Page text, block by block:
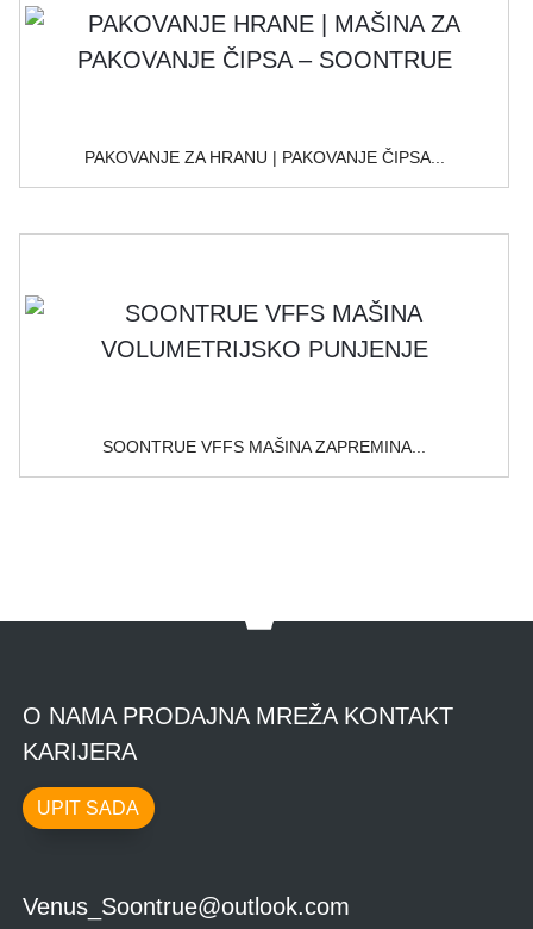
PAKOVANJE ZA HRANU | PAKOVANJE ČIPSA...
SOONTRUE VFFS MAŠINA ZAPREMINA...
O NAMA PRODAJNA MREŽA KONTAKT
KARIJERA
UPIT SADA
Venus_Soontrue@outlook.com